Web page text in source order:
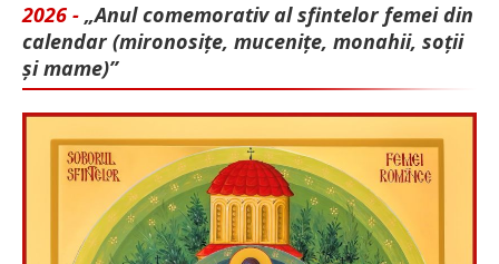
2026 - „Anul comemorativ al sfintelor femei din
calendar (mironosițe, mu­cenițe, monahii, soții
și mame)”